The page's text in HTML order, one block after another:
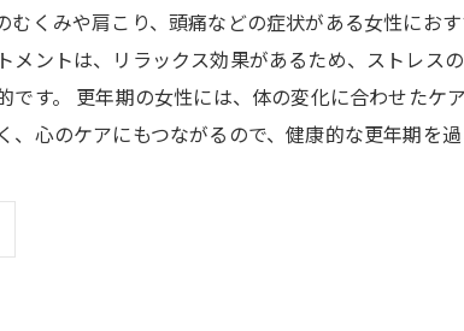
むくみや肩こり、頭痛などの症状がある女性にお
メントは、リラックス効果があるため、ストレス
です。 更年期の女性には、体の変化に合わせたケ
、心のケアにもつながるので、健康的な更年期を